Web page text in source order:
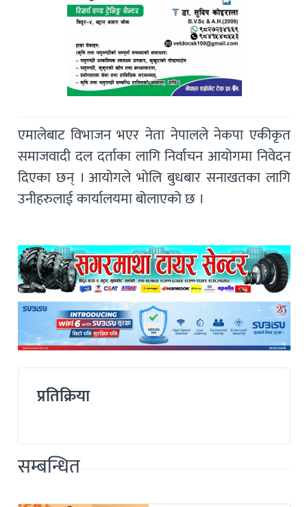
एमालेबाट विभाजन भएर नेता नेपालले नेकपा एकीकृत
समाजवादी दल दर्ताका लागि निर्वाचन आयोगमा निवेदन
दिएका छन् । आयोगले भोलि बुधबार सनाखतका लागि
उनीहरुलाई कार्यालयमा बोलाएको छ ।
प्रतिक्रिया
सम्बन्धित